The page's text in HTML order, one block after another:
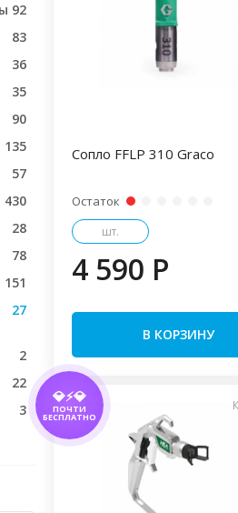
92
83
36
35
90
135
57
430
28
78
151
27
2
22
3
Сопло FFLP 310 Graco
Остаток
шт.
4 590 P
В КОРЗИНУ
💎⚡💎
ПОЧТИ
БЕСПЛАТНО